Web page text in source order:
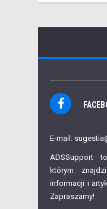
E-mail:
ADSSupport
którym
informacji i
Zapraszamy!